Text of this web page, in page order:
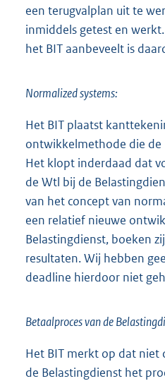
een terugvalplan uit te
inmiddels getest en
het BIT aanbeveelt is
Normalized systems:
Het BIT plaatst
ontwikkelmethode die de
Het klopt inderdaad dat
de Wtl bij de
van het concept van
een relatief nieuwe
Belastingdienst, boeken
resultaten. Wij hebben
deadline hierdoor niet
Betaalproces van de
Het BIT merkt op dat niet
de Belastingdienst het